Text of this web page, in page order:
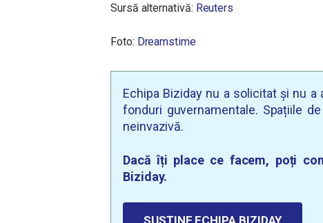
Sursă alternativă: Reuters
Foto: Dreamstime
Echipa Biziday nu a solicitat și nu
fonduri guvernamentale. Spațiile
neinvazivă.
Dacă îți place ce facem, poți
Biziday.
SUSȚINE ECHIPA BIZIDAY